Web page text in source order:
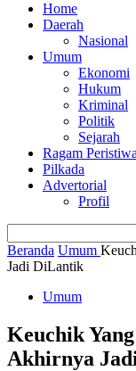
Home
Daerah
Nasional
Umum
Ekonomi
Hukum
Kriminal
Politik
Sejarah
Ragam Peristiwa
Pilkada
Advertorial
Profil
Beranda Umum
Jadi DiLantik
Umum
Keuchik
Akhirnya